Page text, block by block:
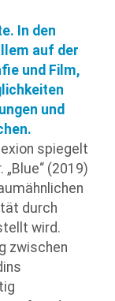
In den
auf der
und Film,
und
spiegelt
(2019)
durch
wird.
zwischen